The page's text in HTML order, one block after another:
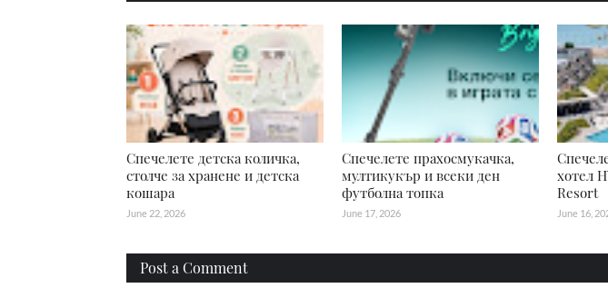
Спечелете детска количка,
столче за хранене и детска
кошара
June 22, 2026
Спечелете прахосмукачка,
мултикукър и всеки ден
футболна топка
June 17, 2026
хотел
Resort
June 16,
Post a Comment